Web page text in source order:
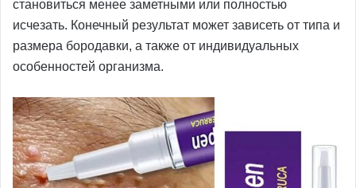
становиться менее заметными или полностью
исчезать. Конечный результат может зависеть от типа и
размера бородавки, а также от индивидуальных
особенностей организма.